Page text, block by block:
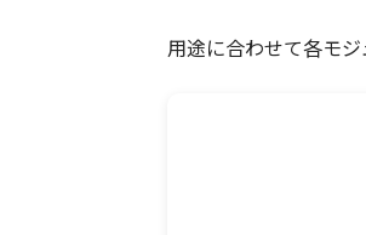
用途に合わせて各モ